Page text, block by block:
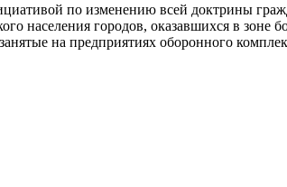
по изменению всей доктрины
населения городов, оказавшихся в
на предприятиях оборонного